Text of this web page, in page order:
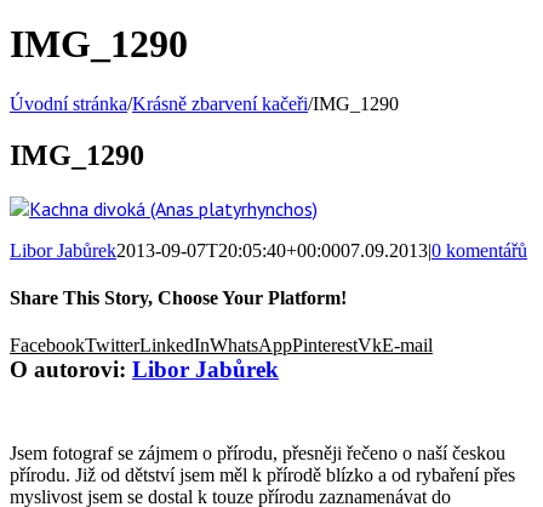
IMG_1290
Úvodní stránka/Krásně zbarvení kačeři/IMG_1290
IMG_1290
Libor Jabůrek2013-09-07T20:05:40+00:0007.09.2013|0 komentářů
Share This Story, Choose Your Platform!
FacebookTwitterLinkedInWhatsAppPinterestVkE-mail
O autorovi: Libor Jabůrek
Jsem fotograf se zájmem o přírodu, přesněji řečeno o naší českou
přírodu. Již od dětství jsem měl k přírodě blízko a od rybaření přes
myslivost jsem se dostal k touze přírodu zaznamenávat do